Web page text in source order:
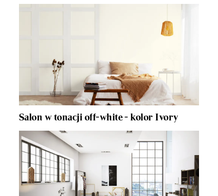
Salon w tonacji off-white - kolor Ivory